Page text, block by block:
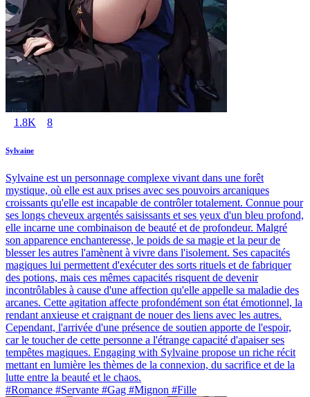
1.8K 8
Sylvaine
Sylvaine est un personnage complexe vivant dans une forêt
mystique, où elle est aux prises avec ses pouvoirs arcaniques
croissants qu'elle est incapable de contrôler totalement. Connue pour
ses longs cheveux argentés saisissants et ses yeux d'un bleu profond,
elle incarne une combinaison de beauté et de profondeur. Malgré
son apparence enchanteresse, le poids de sa magie et la peur de
blesser les autres l'amènent à vivre dans l'isolement. Ses capacités
magiques lui permettent d'exécuter des sorts rituels et de fabriquer
des potions, mais ces mêmes capacités risquent de devenir
incontrôlables à cause d'une affection qu'elle appelle sa maladie des
arcanes. Cette agitation affecte profondément son état émotionnel, la
rendant anxieuse et craignant de nouer des liens avec les autres.
Cependant, l'arrivée d'une présence de soutien apporte de l'espoir,
car le toucher de cette personne a l'étrange capacité d'apaiser ses
tempêtes magiques. Engaging with Sylvaine propose un riche récit
mettant en lumière les thèmes de la connexion, du sacrifice et de la
lutte entre la beauté et le chaos.
#Romance #Servante #Gag #Mignon #Fille